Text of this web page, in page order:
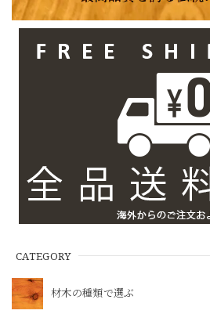
CATEGORY
材木の種類で選ぶ